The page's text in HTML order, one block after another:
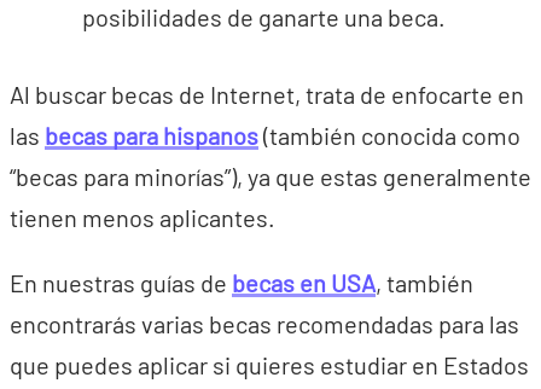
posibilidades de ganarte una beca.
Al buscar becas de Internet, trata de enfocarte en
las becas para hispanos(también conocida como
“becas para minorías”), ya que estas generalmente
tienen menos aplicantes.
En nuestras guías de becas en USA, también
encontrarás varias becas recomendadas para las
que puedes aplicar si quieres estudiar en Estados